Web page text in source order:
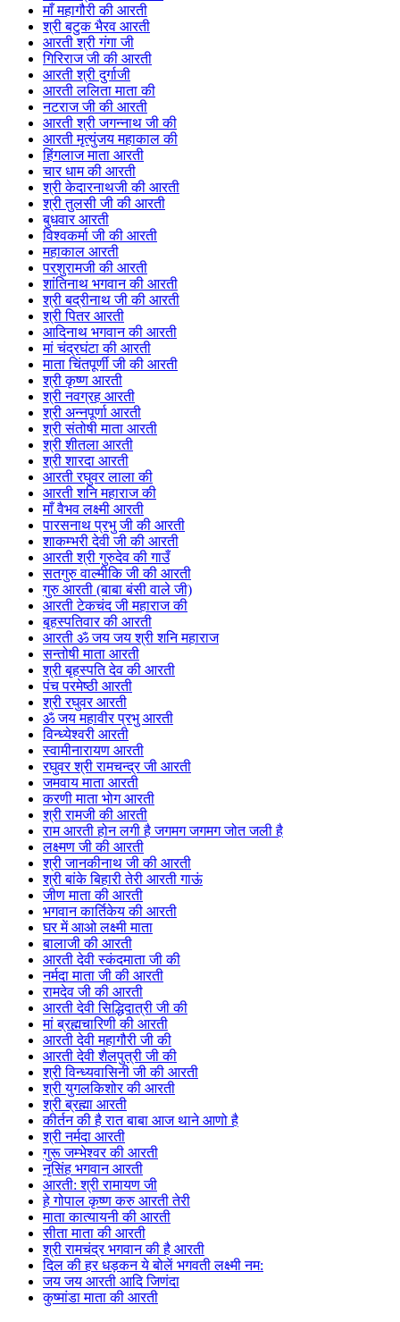
माँ महागौरी की आरती
श्री बटुक भैरव आरती
आरती श्री गंगा जी
गिरिराज जी की आरती
आरती श्री दुर्गाजी
आरती ललिता माता की
नटराज जी की आरती
आरती श्री जगन्नाथ जी की
आरती मृत्युंजय महाकाल की
हिंगलाज माता आरती
चार धाम की आरती
श्री केदारनाथजी की आरती
श्री तुलसी जी की आरती
बुधवार आरती
विश्वकर्मा जी की आरती
महाकाल आरती
परशुरामजी की आरती
शांतिनाथ भगवान की आरती
श्री बद्रीनाथ जी की आरती
श्री पितर आरती
आदिनाथ भगवान की आरती
मां चंद्रघंटा की आरती
माता चिंतपूर्णी जी की आरती
श्री कृष्ण आरती
श्री नवग्रह आरती
श्री अन्नपूर्णा आरती
श्री संतोषी माता आरती
श्री शीतला आरती
श्री शारदा आरती
आरती रघुवर लाला की
आरती शनि महाराज की
माँ वैभव लक्ष्मी आरती
पारसनाथ प्रभु जी की आरती
शाकम्भरी देवी जी की आरती
आरती श्री गुरुदेव की गाउँ
सतगुरु वाल्मीकि जी की आरती
गुरु आरती (बाबा बंसी वाले जी)
आरती टेकचंद जी महाराज की
बृहस्पतिवार की आरती
आरती ॐ जय जय श्री शनि महाराज
सन्तोषी माता आरती
श्री बृहस्पति देव की आरती
पंच परमेष्ठी आरती
श्री रघुवर आरती
ॐ जय महावीर प्रभु आरती
विन्ध्येश्वरी आरती
स्वामीनारायण आरती
रघुवर श्री रामचन्द्र जी आरती
जमवाय माता आरती
करणी माता भोग आरती
श्री रामजी की आरती
राम आरती होन लगी है जगमग जगमग जोत जली है
लक्ष्मण जी की आरती
श्री जानकीनाथ जी की आरती
श्री बांके बिहारी तेरी आरती गाऊं
जीण माता की आरती
भगवान कार्तिकेय की आरती
घर में आओ लक्ष्मी माता
बालाजी की आरती
आरती देवी स्कंदमाता जी की
नर्मदा माता जी की आरती
रामदेव जी की आरती
आरती देवी सिद्धिदात्री जी की
मां ब्रह्मचारिणी की आरती
आरती देवी महागौरी जी की
आरती देवी शैलपुत्री जी की
श्री विन्ध्यवासिनी जी की आरती
श्री युगलकिशोर की आरती
श्री ब्रह्मा आरती
कीर्तन की है रात बाबा आज थाने आणो है
श्री नर्मदा आरती
गुरू जम्भेश्वर की आरती
नृसिंह भगवान आरती
आरती: श्री रामायण जी
हे गोपाल कृष्ण करु आरती तेरी
माता कात्यायनी की आरती
सीता माता की आरती
श्री रामचंद्र भगवान की है आरती
दिल की हर धड़कन ये बोलें भगवती लक्ष्मी नम:
जय जय आरती आदि जिणंदा
कुष्मांडा माता की आरती